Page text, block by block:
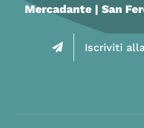
Mercadante | San
Iscriviti